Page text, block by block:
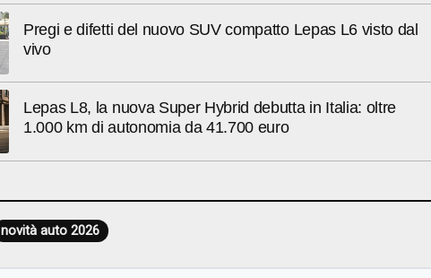
Pregi e difetti del nuovo SUV compatto Lepas L6 visto dal
vivo
Lepas L8, la nuova Super Hybrid debutta in Italia: oltre
1.000 km di autonomia da 41.700 euro
novità auto 2026